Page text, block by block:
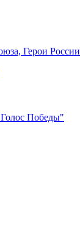
Герои России
Победы"